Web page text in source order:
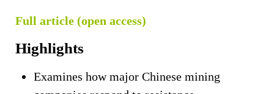
Full article (open access)
Highlights
Examines how major Chinese mining